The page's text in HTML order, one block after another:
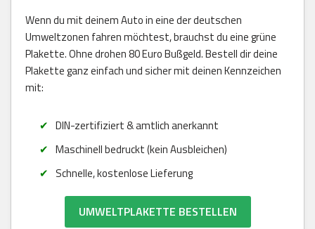
Wenn du mit deinem Auto in eine der deutschen
Umweltzonen fahren möchtest, brauchst du eine grüne
Plakette. Ohne drohen 80 Euro Bußgeld. Bestell dir deine
Plakette ganz einfach und sicher mit deinen Kennzeichen
mit:
DIN-zertifiziert & amtlich anerkannt
Maschinell bedruckt (kein Ausbleichen)
Schnelle, kostenlose Lieferung
UMWELTPLAKETTE BESTELLEN